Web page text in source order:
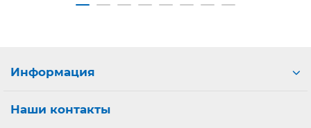
Информация
Наши контакты